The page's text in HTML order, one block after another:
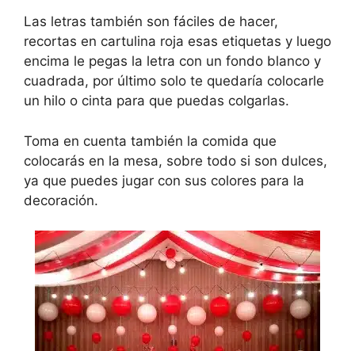
Las letras también son fáciles de hacer,
recortas en cartulina roja esas etiquetas y luego
encima le pegas la letra con un fondo blanco y
cuadrada, por último solo te quedaría colocarle
un hilo o cinta para que puedas colgarlas.
Toma en cuenta también la comida que
colocarás en la mesa, sobre todo si son dulces,
ya que puedes jugar con sus colores para la
decoración.